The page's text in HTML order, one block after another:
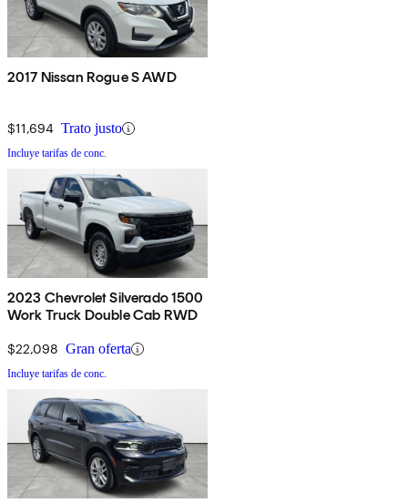
2017 Nissan Rogue S AWD
$11,694 Trato justo
Incluye tarifas de conc.
2023 Chevrolet Silverado 1500
Work Truck Double Cab RWD
$22,098 Gran oferta
Incluye tarifas de conc.